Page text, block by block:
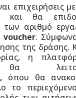
επιχειρήσεις
και θα
των αριθμό
voucher.
της δράσης.
η
όπου θα
το